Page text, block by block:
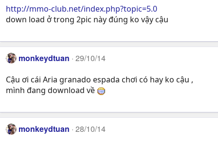
http://mmo-club.net/index.php?topic=5.0
down load ở trong 2pic này đúng ko vậy cậu
monkeydtuan 29/10/14
Cậu ơi cái Aria granado espada chơi có hay ko cậu ,
mình đang download về
monkeydtuan 28/10/14